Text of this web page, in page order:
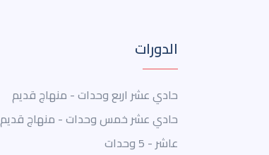
الدورات
حادي عشر اربع وحدات - منهاج قديم
حادي عشر خمس وحدات - منهاج قديم
عاشر - 5 وحدات